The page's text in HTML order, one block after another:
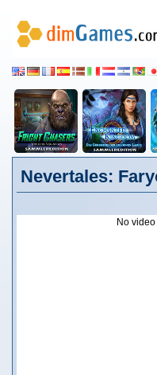
Nevertales:
No video